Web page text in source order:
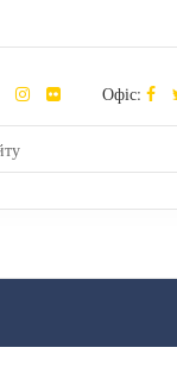
Офіс: